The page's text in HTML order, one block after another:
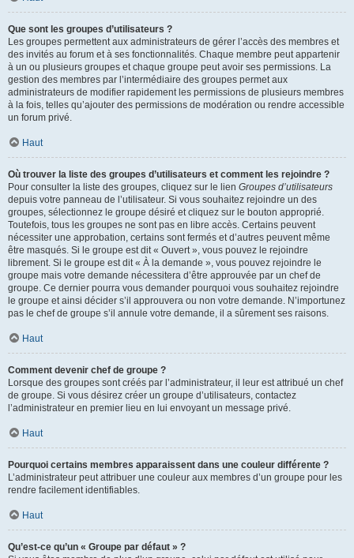
Que sont les groupes d’utilisateurs ?
Les groupes permettent aux administrateurs de gérer l’accès des membres et
des invités au forum et à ses fonctionnalités. Chaque membre peut appartenir
à un ou plusieurs groupes et chaque groupe peut avoir ses permissions. La
gestion des membres par l’intermédiaire des groupes permet aux
administrateurs de modifier rapidement les permissions de plusieurs membres
à la fois, telles qu’ajouter des permissions de modération ou rendre accessible
un forum privé.
Haut
Où trouver la liste des groupes d’utilisateurs et comment les rejoindre ?
Pour consulter la liste des groupes, cliquez sur le lien Groupes d’utilisateurs
depuis votre panneau de l’utilisateur. Si vous souhaitez rejoindre un des
groupes, sélectionnez le groupe désiré et cliquez sur le bouton approprié.
Toutefois, tous les groupes ne sont pas en libre accès. Certains peuvent
nécessiter une approbation, certains sont fermés et d’autres peuvent même
être masqués. Si le groupe est dit « Ouvert », vous pouvez le rejoindre
librement. Si le groupe est dit « À la demande », vous pouvez rejoindre le
groupe mais votre demande nécessitera d’être approuvée par un chef de
groupe. Ce dernier pourra vous demander pourquoi vous souhaitez rejoindre
le groupe et ainsi décider s’il approuvera ou non votre demande. N’importunez
pas le chef de groupe s’il annule votre demande, il a sûrement ses raisons.
Haut
Comment devenir chef de groupe ?
Lorsque des groupes sont créés par l’administrateur, il leur est attribué un chef
de groupe. Si vous désirez créer un groupe d’utilisateurs, contactez
l’administrateur en premier lieu en lui envoyant un message privé.
Haut
Pourquoi certains membres apparaissent dans une couleur différente ?
L’administrateur peut attribuer une couleur aux membres d’un groupe pour les
rendre facilement identifiables.
Haut
Qu’est-ce qu’un « Groupe par défaut » ?